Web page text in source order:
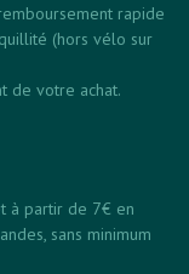
rapide
(hors vélo sur
de votre achat.
à partir de 7€ en
sans minimum